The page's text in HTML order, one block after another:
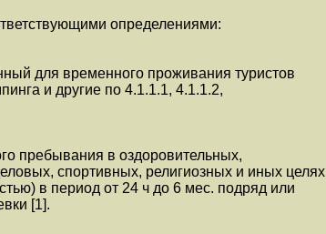
определениями:
для временного проживания туристов
и другие по 4.1.1.1, 4.1.1.2,
пребывания в оздоровительных,
спортивных, религиозных и иных целях
в период от 24 ч до 6 мес. подряд или
[1].